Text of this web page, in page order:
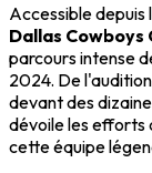
Accessible depuis
Dallas
parcours intense
2024. De
devant des
dévoile les efforts
cette équipe